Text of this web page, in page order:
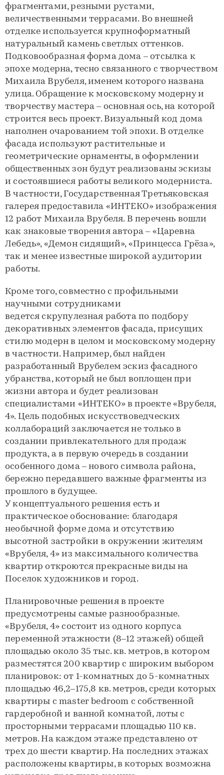
фрагментами, резными рустами,
величественными террасами. Во внешней
отделке используется крупноформатный
натуральный камень светлых оттенков.
Подковообразная форма дома – отсылка к
эпохе модерна, тесно связанного с творчеством
Михаила Врубеля, именем которого названа
улица. Обращение к московскому модерну и
творчеству мастера – основная ось, на которой
строится весь проект. Визуальный код дома
наполнен очарованием той эпохи. В отделке
фасада используют растительные и
геометрические орнаменты, в оформлении
общественных зон будут реализованы эскизы
и состоявшиеся работы великого модерниста.
В частности, Государственная Третьяковская
галерея предоставила «ИНТЕКО» изображения
12 работ Михаила Врубеля. В перечень вошли
как знаковые творения автора – «Царевна
Лебедь», «Демон сидящий», «Принцесса Грёза»,
так и менее известные широкой аудитории
работы.
Кроме того, совместно с профильными
научными сотрудниками
ведется скрупулезная работа по подбору
декоративных элементов фасада, присущих
стилю модерн в целом и московскому модерну
в частности. Например, был найден
разработанный Врубелем эскиз фасадного
убранства, который не был воплощен при
жизни автора и будет реализован
специалистами «ИНТЕКО» в проекте «Врубеля,
4». Цель подобных искусствоведческих
коллабораций заключается не только в
создании привлекательного для продаж
продукта, а в первую очередь в создании
особенного дома – нового символа района,
бережно передавшего важные фрагменты из
прошлого в будущее.
У концептуального решения есть и
практическое обоснование: благодаря
необычной форме дома и отсутствию
высотной застройки в окружении жителям
«Врубеля, 4» из максимального количества
квартир откроются прекрасные виды на
Поселок художников и город.
Планировочные решения в проекте
предусмотрены самые разнообразные.
«Врубеля, 4» состоит из одного корпуса
переменной этажности (8–12 этажей) общей
площадью около 35 тыс. кв. метров, в котором
разместятся 200 квартир с широким выбором
планировок: от 1-комнатных до 5-комнатных
площадью 46,2–175,8 кв. метров, среди которых
квартиры с master bedroom с собственной
гардеробной и ванной комнатой, лоты с
просторными террасами площадью 110 кв.
метров. На каждом этаже представлено от
трех до шести квартир. На последних этажах
расположены квартиры, в которых возможна